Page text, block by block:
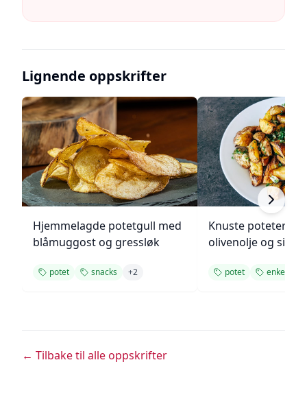
Lignende oppskrifter
Hjemmelagde potetgull med
blåmuggost og gressløk
potet snacks +2
Knuste poteter
olivenolje og sitron
potet enkel
← Tilbake til alle oppskrifter